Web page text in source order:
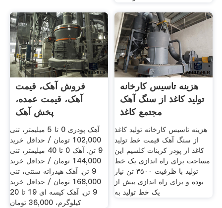
فروش آهک، قیمت
آهک، قیمت عمده،
پخش آهک
آهک پودری 0 تا 5 میلیمتر، تنی
102,000 تومان / حداقل خرید
9 تن. آهک 0 تا 40 میلیمتر، تنی
144,000 تومان / حداقل خرید
9 تن. آهک هیدراته سنتی، تنی
168,000 تومان / حداقل خرید
9 تن. آهک کیسه ای 19 تا 20
کیلوگرم، 36,000 تومان
هزینه تاسیس کارخانه
تولید کاغذ از سنگ آهک
مجتمع کاغذ
هزینه تاسیس کارخانه تولید کاغذ
از سنگ آهک قیمت خط تولید
کاغذ از پودر کربنات کلسیم این
مساحت برای راه اندازی یک خط
تولید با ظرفیت ۳۵۰۰ تن نیاز
بوده و برای راه اندازی بیش از
یک خط تولید به